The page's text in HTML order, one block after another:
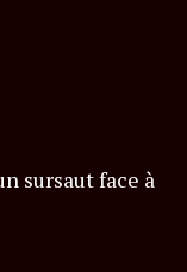
sursaut face à